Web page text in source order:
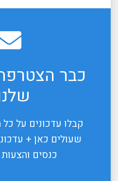
כבר
קבלו עדכונים על
שעולים כאן +
כנסים והצעות